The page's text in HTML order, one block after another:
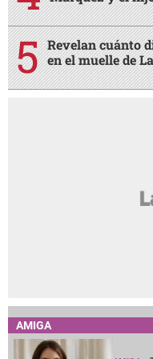
Revelan cuánto
en el muelle de
AMIGA